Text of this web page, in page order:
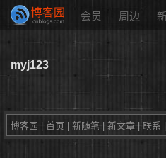
会员 周边
myj123
博客园 | 首页 | 新随笔 | 新文章 | 联系 |